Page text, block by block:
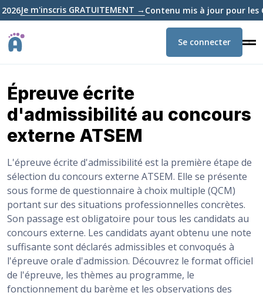
m'inscris GRATUITEMENT →Contenu mis à jour pour les
Se connecter
Épreuve écrite
d'admissibilité au concours
externe ATSEM
L'épreuve écrite d'admissibilité est la première étape de
sélection du concours externe ATSEM. Elle se présente
sous forme de questionnaire à choix multiple (QCM)
portant sur des situations professionnelles concrètes.
Son passage est obligatoire pour tous les candidats au
concours externe. Les candidats ayant obtenu une note
suffisante sont déclarés admissibles et convoqués à
l'épreuve orale d'admission. Découvrez le format officiel
de l'épreuve, les thèmes au programme, le
fonctionnement du barème et les observations des